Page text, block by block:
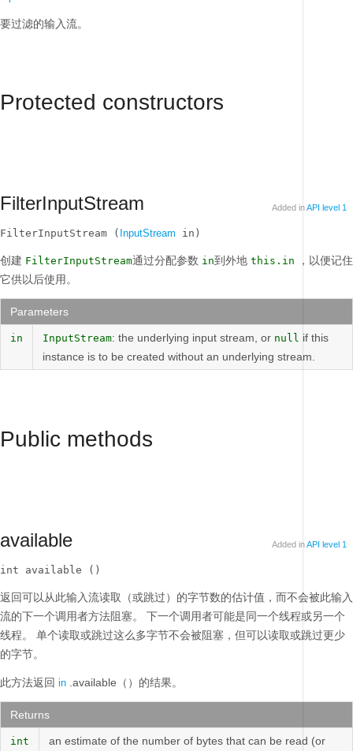
要过滤的输入流。
Protected constructors
FilterInputStream Added inAPI level 1
FilterInputStream ( InputStream in)
创建 FilterInputStream通过分配参数 in到外地 this.in ，以便记住
它供以后使用。
Parameters
in InputStream: the underlying input stream, or null if this
instance is to be created without an underlying stream.
Public methods
available Added inAPI level 1
int available ()
返回可以从此输入流读取（或跳过）的字节数的估计值，而不会被此输入
流的下一个调用者方法阻塞。
下一个调用者可能是同一个线程或另一个
线程。
单个读取或跳过这么多字节不会被阻塞，但可以读取或跳过更少
的字节。
此方法返回 in .available（）的结果。
Returns
int
an estimate of the number of bytes that can be read (or